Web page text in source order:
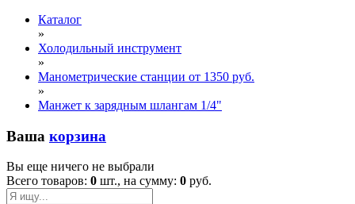
Каталог
»
Холодильный инструмент
»
Манометрические станции от 1350 руб.
»
Манжет к зарядным шлангам 1/4"
Ваша корзина
Вы еще ничего не выбрали
Всего товаров: 0 шт., на сумму: 0 руб.